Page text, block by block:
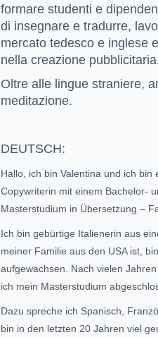
formare studenti e
di insegnare e tradurre,
mercato tedesco e inglese
nella creazione
Oltre alle lingue straniere,
meditazione.
DEUTSCH:
Hallo, ich bin Valentina und ich
Copywriterin mit einem Bachelor-
Masterstudium in Übersetzung –
Ich bin gebürtige Italienerin aus
meiner Familie aus den USA ist,
aufgewachsen. Nach vielen
ich mein Masterstudium
Dazu spreche ich Spanisch,
bin in den letzten 20 Jahren viel